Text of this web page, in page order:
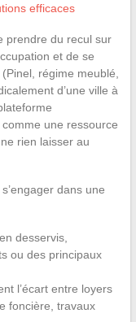
efficaces
prendre du recul sur
et de se
régime meublé,
d’une ville à
une ressource
rien laisser au
dans une
desservis,
ou des principaux
l’écart entre loyers
foncière, travaux